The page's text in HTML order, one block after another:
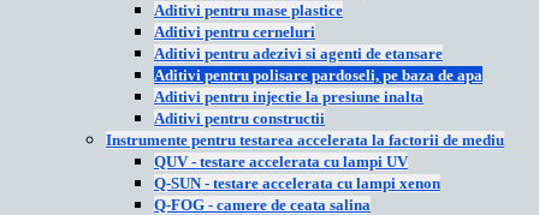
Aditivi pentru mase plastice
Aditivi pentru cerneluri
Aditivi pentru adezivi si agenti de etansare
Aditivi pentru polisare pardoseli, pe baza de apa
Aditivi pentru injectie la presiune inalta
Aditivi pentru constructii
Instrumente pentru testarea accelerata la factorii de mediu
QUV - testare accelerata cu lampi UV
Q-SUN - testare accelerata cu lampi xenon
Q-FOG - camere de ceata salina